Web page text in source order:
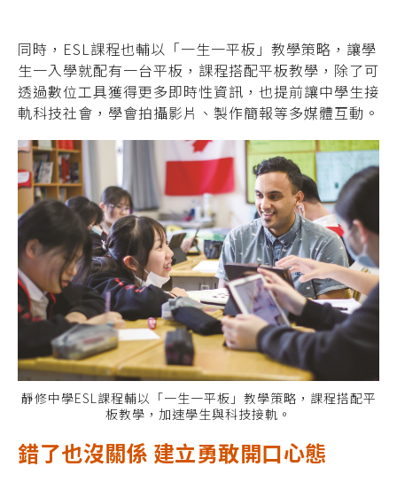
同時，ESL課程也輔以「一生一平板」教學策略，讓學
生一入學就配有一台平板，課程搭配平板教學，除了可
透過數位工具獲得更多即時性資訊，也提前讓中學生接
軌科技社會，學會拍攝影片、製作簡報等多媒體互動。
靜修中學ESL課程輔以「一生一平板」教學策略，課程搭配平
板教學，加速學生與科技接軌。
錯了也沒關係 建立勇敢開口心態